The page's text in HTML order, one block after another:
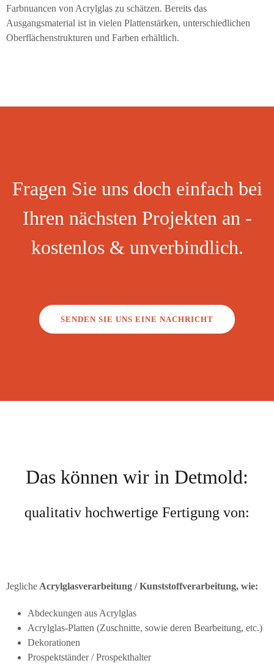
Farbnuancen von Acrylglas zu schätzen. Bereits das
Ausgangsmaterial ist in vielen Plattenstärken, unterschiedlichen
Oberflächenstrukturen und Farben erhältlich.
Fragen Sie uns doch einfach bei
Ihren nächsten Projekten an -
kostenlos & unverbindlich.
SENDEN SIE UNS EINE NACHRICHT
Das können wir in Detmold:
qualitativ hochwertige Fertigung von:
Jegliche Acrylglasverarbeitung / Kunststoffverarbeitung, wie:
Abdeckungen aus Acrylglas
Acrylglas-Platten (Zuschnitte, sowie deren Bearbeitung, etc.)
Dekorationen
Prospektständer / Prospekthalter